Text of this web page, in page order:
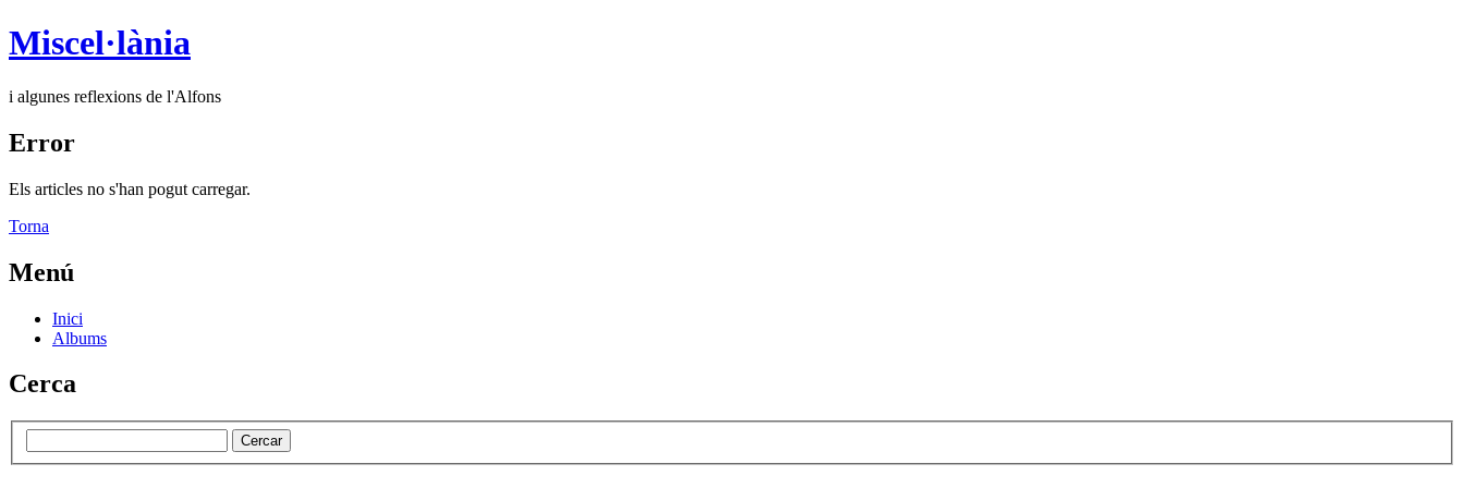
Miscel·lània
i algunes reflexions de l'Alfons
Error
Els articles no s'han pogut carregar.
Torna
Menú
Inici
Albums
Cerca